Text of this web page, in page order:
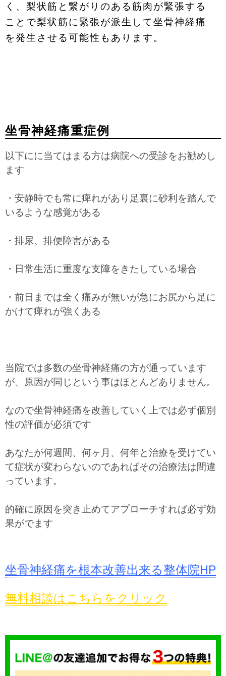
く、梨状筋と繋がりのある筋肉が緊張する
ことで梨状筋に緊張が派生して坐骨神経痛
を発生させる可能性もあります。
坐骨神経痛重症例
以下にに当てはまる方は病院への受診をお勧めし
ます
・安静時でも常に痺れがあり足裏に砂利を踏んで
いるような感覚がある
・排尿、排便障害がある
・日常生活に重度な支障をきたしている場合
・前日までは全く痛みが無いが急にお尻から足に
かけて痺れが強くある
当院では多数の坐骨神経痛の方が通っています
が、原因が同じという事はほとんどありません。
なので坐骨神経痛を改善していく上では必ず個別
性の評価が必須です
あなたが何週間、何ヶ月、何年と治療を受けてい
て症状が変わらないのであればその治療法は間違
っています。
的確に原因を突き止めてアプローチすれば必ず効
果がでます
坐骨神経痛を根本改善出来る整体院HP
無料相談はこちらをクリック